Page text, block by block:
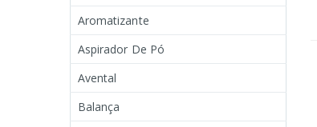
Aromatizante
Aspirador De Pó
Avental
Balança